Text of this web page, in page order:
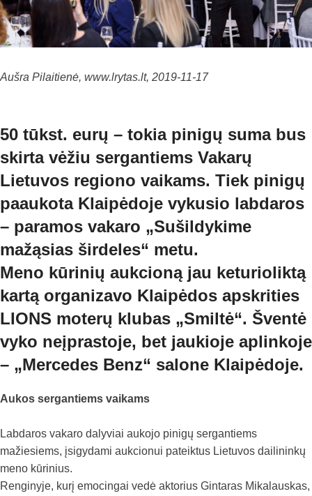
Aušra Pilaitienė, www.lrytas.lt, 2019-11-17
50 tūkst. eurų – tokia pinigų suma bus
skirta vėžiu sergantiems Vakarų
Lietuvos regiono vaikams. Tiek pinigų
paaukota Klaipėdoje vykusio labdaros
– paramos vakaro „Sušildykime
mažąsias širdeles“ metu.
Meno kūrinių aukcioną jau keturioliktą
kartą organizavo Klaipėdos apskrities
LIONS moterų klubas „Smiltė“. Šventė
vyko neįprastoje, bet jaukioje aplinkoje
– „Mercedes Benz“ salone Klaipėdoje.
Aukos sergantiems vaikams
Labdaros vakaro dalyviai aukojo pinigų sergantiems
mažiesiems, įsigydami aukcionui pateiktus Lietuvos dailininkų
meno kūrinius.
Renginyje, kurį emocingai vedė aktorius Gintaras Mikalauskas,